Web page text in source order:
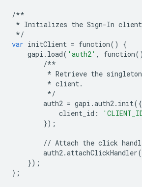
/**
* Initializes the Sign-In client
*/
var initClient = function()
{
gapi . load( 'auth2' , function
/**
* Retrieve the singleton
* client.
*/
auth2 = gapi .auth2. init({
client_id :
});
// Attach the click
auth2.attachClickHandler(
});
};